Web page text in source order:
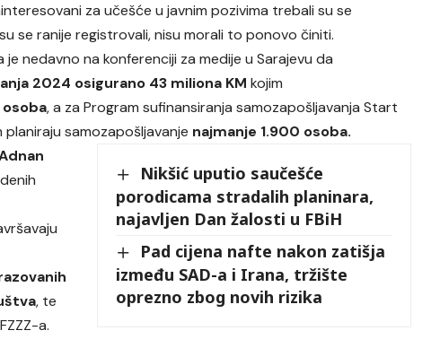
za učešće u javnim pozivima trebali su se
se ranije registrovali, nisu morali to ponovo činiti.
je nedavno na konferenciji za medije u Sarajevu da
2024 osigurano 43 miliona KM kojim
, a za Program sufinansiranja samozapošljavanja Start
planiraju samozapošljavanje najmanje 1.900 osoba.
Nikšić uputio saučešće
porodicama stradalih planinara,
najavljen Dan žalosti u FBiH
Pad cijena nafte nakon zatišja
između SAD-a i Irana, tržište
oprezno zbog novih rizika
, te
a.